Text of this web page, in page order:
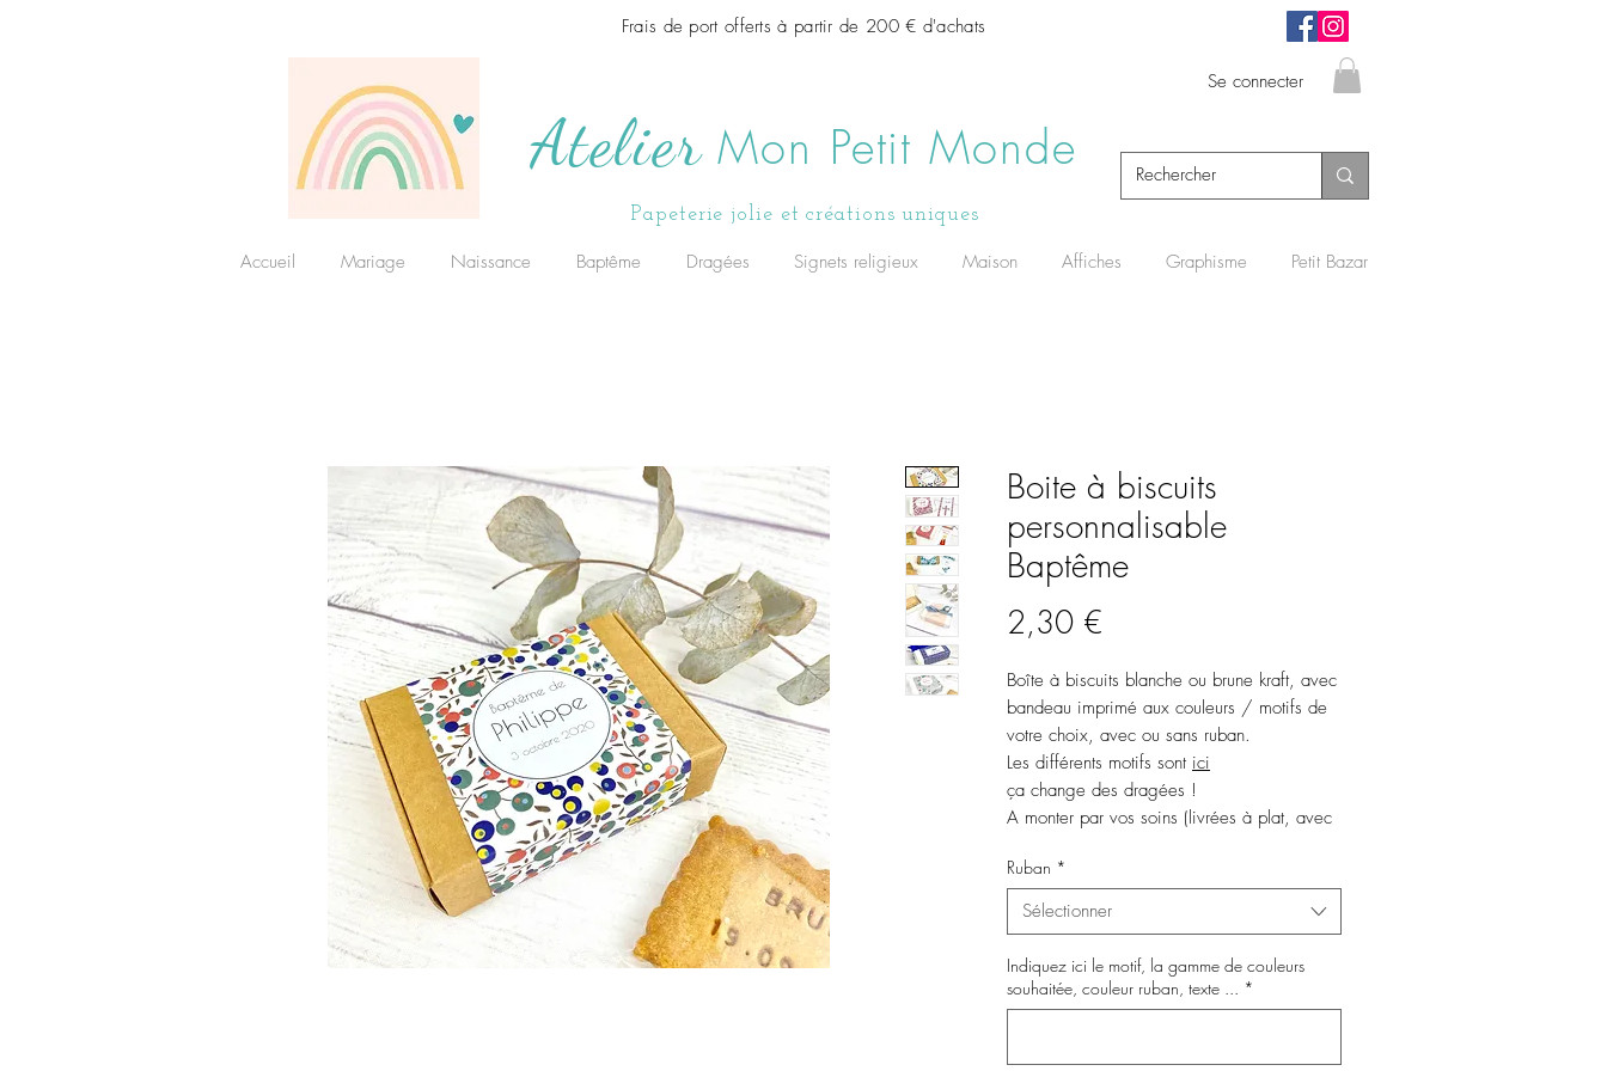
Frais de port offerts à partir de 200 € d'achats
Se connecter
Atelier Mon Petit Monde
Papeterie jolie et créations uniques
Accueil Mariage Naissance Baptême Dragées Signets religieux Maison Affiches Graphisme Petit Bazar
Boite à biscuits
personnalisable
Baptême
2,30 €
Boîte à biscuits blanche ou brune kraft, avec
bandeau imprimé aux couleurs / motifs de
votre choix, avec ou sans ruban.
Les différents motifs sont ici
ça change des dragées !
A monter par vos soins (livrées à plat, avec
notice simple de montage)
Minimum de commande : 20 exemplaires
Une maquette sera réalisée avant
impression, envoyée par email.
de vos modifications, ou de votre 'bon à
Ruban *
Sélectionner
Indiquez ici le motif, la gamme de couleurs
souhaitée, couleur ruban, texte ... *